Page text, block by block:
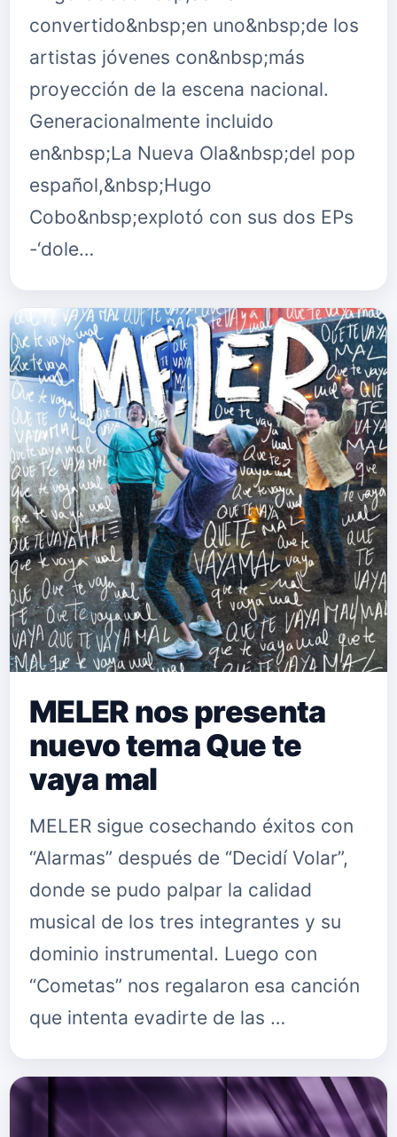
convertido&nbsp;en uno&nbsp;de los
artistas jóvenes con&nbsp;más
proyección de la escena nacional.
Generacionalmente incluido
en&nbsp;La Nueva Ola&nbsp;del pop
español,&nbsp;Hugo
Cobo&nbsp;explotó con sus dos EPs
-‘dole…
MELER nos presenta
nuevo tema Que te
vaya mal
MELER sigue cosechando éxitos con
“Alarmas” después de “Decidí Volar”,
donde se pudo palpar la calidad
musical de los tres integrantes y su
dominio instrumental. Luego con
“Cometas” nos regalaron esa canción
que intenta evadirte de las …